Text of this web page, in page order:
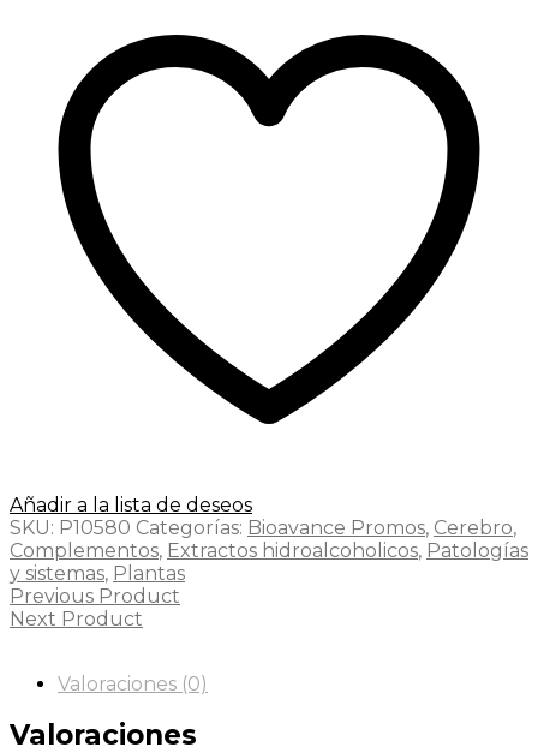
Añadir a la lista de deseos
SKU: P10580 Categorías: Bioavance Promos, Cerebro,
Complementos, Extractos hidroalcoholicos, Patologías
y sistemas, Plantas
Previous Product
Next Product
Valoraciones (0)
Valoraciones